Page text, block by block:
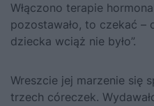
Włączono terapie
pozostawało, to czekać –
dziecka wciąż nie było”.
Wreszcie jej marzenie się
trzech córeczek.